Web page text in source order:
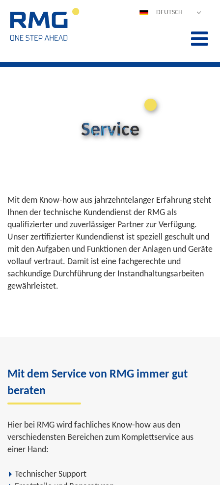
DEUTSCH
中文
Service
Mit dem Know-how aus jahrzehntelanger Erfahrung steht
Ihnen der technische Kundendienst der RMG als
qualifizierter und zuverlässiger Partner zur Verfügung.
Unser zertifizierter Kundendienst ist speziell geschult und
mit den Aufgaben und Funktionen der Anlagen und Geräte
vollauf vertraut. Damit ist eine fachgerechte und
sachkundige Durchführung der Instandhaltungsarbeiten
gewährleistet.
Mit dem Service von RMG immer gut
beraten
Hier bei RMG wird fachliches Know-how aus den
verschiedensten Bereichen zum Komplettservice aus
einer Hand:
Technischer Support